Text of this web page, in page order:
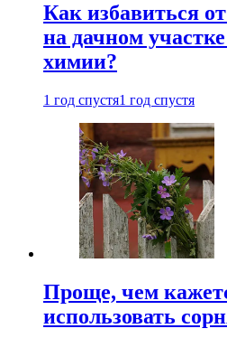
Как избавиться
на дачном
химии?
1 год спустя1 год спустя
Проще, чем
использовать